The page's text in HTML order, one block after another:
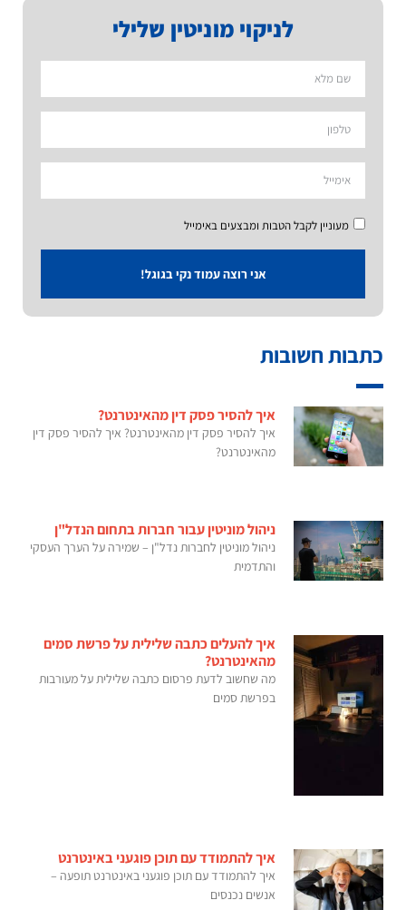
לניקוי מוניטין שלילי
מעוניין לקבל הטבות ומבצעים באימייל
אני רוצה עמוד נקי בגוגל!
כתבות חשובות
איך להסיר פסק דין מהאינטרנט?
איך להסיר פסק דין מהאינטרנט? איך להסיר פסק דין
מהאינטרנט?
ניהול מוניטין עבור חברות בתחום הנדל"ן
ניהול מוניטין לחברות נדל"ן – שמירה על הערך העסקי
והתדמית
איך להעלים כתבה שלילית על פרשת סמים
מהאינטרנט?
מה שחשוב לדעת פרסום כתבה שלילית על מעורבות
בפרשת סמים
איך להתמודד עם תוכן פוגעני באינטרנט
איך להתמודד עם תוכן פוגעני באינטרנט תופעה –
אנשים נכנסים